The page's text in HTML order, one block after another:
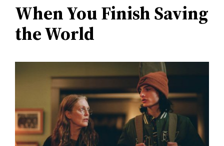
When You Finish Saving
the World